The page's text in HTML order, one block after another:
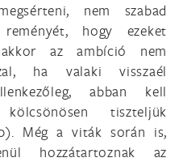
nem szabad
hogy ezeket
az ambíció nem
ha valaki visszaél
abban kell
tiszteljük
Még a viták során is,
hozzátartoznak az